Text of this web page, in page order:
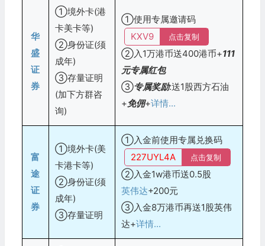
华
盛
证
券
①境外卡(港
卡美卡等)
②身份证(须
成年)
③存量证明
(加下方群咨
询)
①使用专属邀请码
点击复制
KXV9
②入1万港币送400港币+111
元专属红包
③专属奖励:送1股西方石油
+免佣+详情...
富
途
证
券
①境外卡(美
卡港卡等)
②身份证(须
成年)
③存量证明
①入金前使用专属兑换码
点击复制
227UYL4A
②入金1w港币送0.5股
英伟达+200元
③入金8万港币再送1股英伟
达+详情...